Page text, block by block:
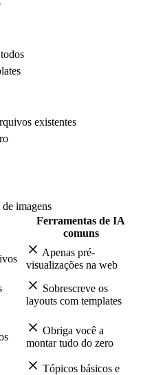
existentes
imagens
Ferramentas de IA
comuns
Apenas pré-
visualizações na web
Sobrescreve os
layouts com templates
montar tudo do zero